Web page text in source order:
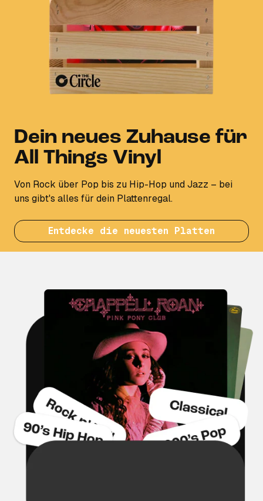
Dein neues Zuhause für
All Things Vinyl
Von Rock über Pop bis zu Hip-Hop und Jazz – bei
uns gibt's alles für dein Plattenregal.
Entdecke die neuesten Platten